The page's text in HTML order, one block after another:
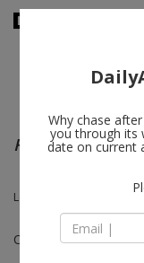
Fieber
Lena Henke, Lisa
Curated by Kari
Why chase
you through its
date on current